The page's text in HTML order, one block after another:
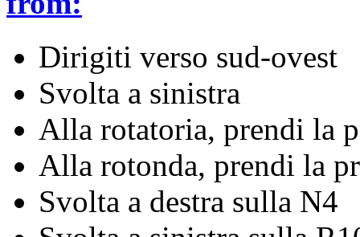
Dirigiti verso sud-ovest
Svolta a sinistra
Alla rotatoria, prendi la
Alla rotonda, prendi la
Svolta a destra sulla N4